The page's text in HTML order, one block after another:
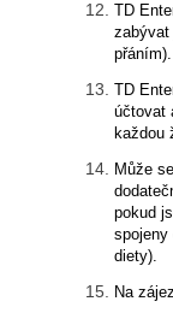
TD
zabývat
přáním).
TD
účtovat
každou
Může
pokud
spojeny
diety).
Na